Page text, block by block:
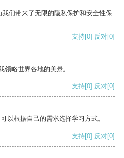
们带来了无限的隐私保护和安全性保
支持[0] 反对[0]
领略世界各地的美景。
支持[0] 反对[0]
以根据自己的需求选择学习方式。
支持[0] 反对[0]